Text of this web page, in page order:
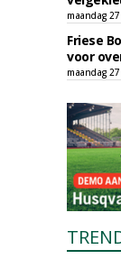
maandag
Friese
voor
maandag